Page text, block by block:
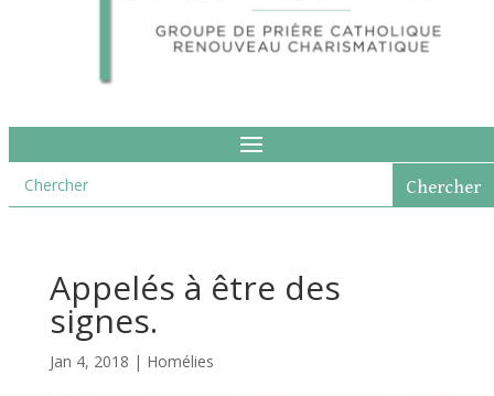
Appelés à être des
signes.
Jan 4, 2018 | Homélies